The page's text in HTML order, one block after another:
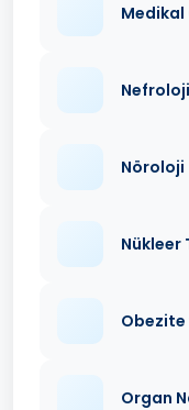
Medikal
Nefroloji
Nöroloji
Nükleer
Organ